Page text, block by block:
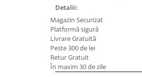
Detalii:
Magazin Securizat
Platformă sigură
Livrare Gratuită
Peste 300 de lei
Retur Gratuit
În maxim 30 de zile